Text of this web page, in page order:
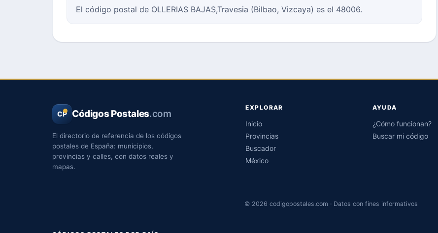
El código postal de OLLERIAS BAJAS,Travesia (Bilbao, Vizcaya) es el 48006.
CP Códigos Postales.com
El directorio de referencia de los códigos
postales de España: municipios,
provincias y calles, con datos reales y
mapas.
EXPLORAR
Inicio
Provincias
Buscador
México
AYUDA
¿Cómo funcionan?
Buscar mi código
© 2026 codigopostales.com · Datos con fines informativos